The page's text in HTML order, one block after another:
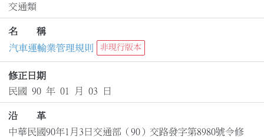
交通類
名 稱
汽車運輸業管理規則
非現行版本
修正日期
民國 90 年 01 月 03 日
沿 革
中華民國90年1月3日交通部（90）交路發字第8980號令修